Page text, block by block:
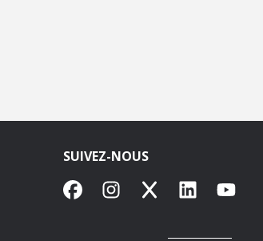
SUIVEZ-NOUS
FacebookInstagram
X LinkedInYouTube